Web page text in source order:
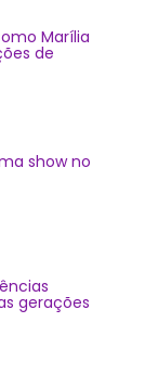
Marília
de
show no
gerações